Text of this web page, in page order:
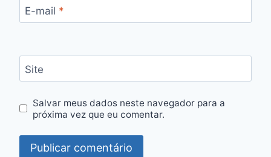
E-mail *
Site
Salvar meus dados neste navegador para a
próxima vez que eu comentar.